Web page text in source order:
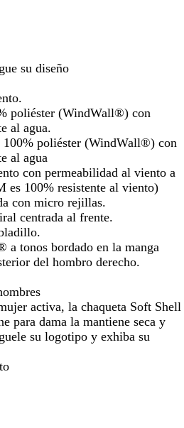
arrastrararrastrar
su diseño
poliéster (WindWall®) con
al agua.
100% poliéster (WindWall®) con
al agua
con permeabilidad al viento a
es 100% resistente al viento)
con micro rejillas.
centrada al frente.
a tonos bordado en la manga
del hombro derecho.
activa, la chaqueta Soft Shell
para dama la mantiene seca y
su logotipo y exhiba su